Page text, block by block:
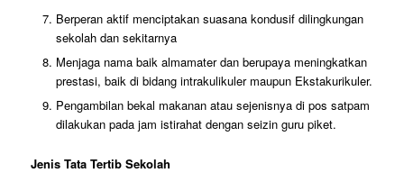
Berperan aktif menciptakan suasana kondusif dilingkungan
sekolah dan sekitarnya
Menjaga nama baik almamater dan berupaya meningkatkan
prestasi, baik di bidang intrakulikuler maupun Ekstakurikuler.
Pengambilan bekal makanan atau sejenisnya di pos satpam
dilakukan pada jam istirahat dengan seizin guru piket.
Jenis Tata Tertib Sekolah